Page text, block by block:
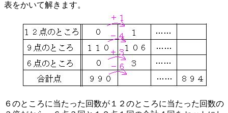
表をかいて解きます。
６のところに当たった回数が１２のところに当たった回数の